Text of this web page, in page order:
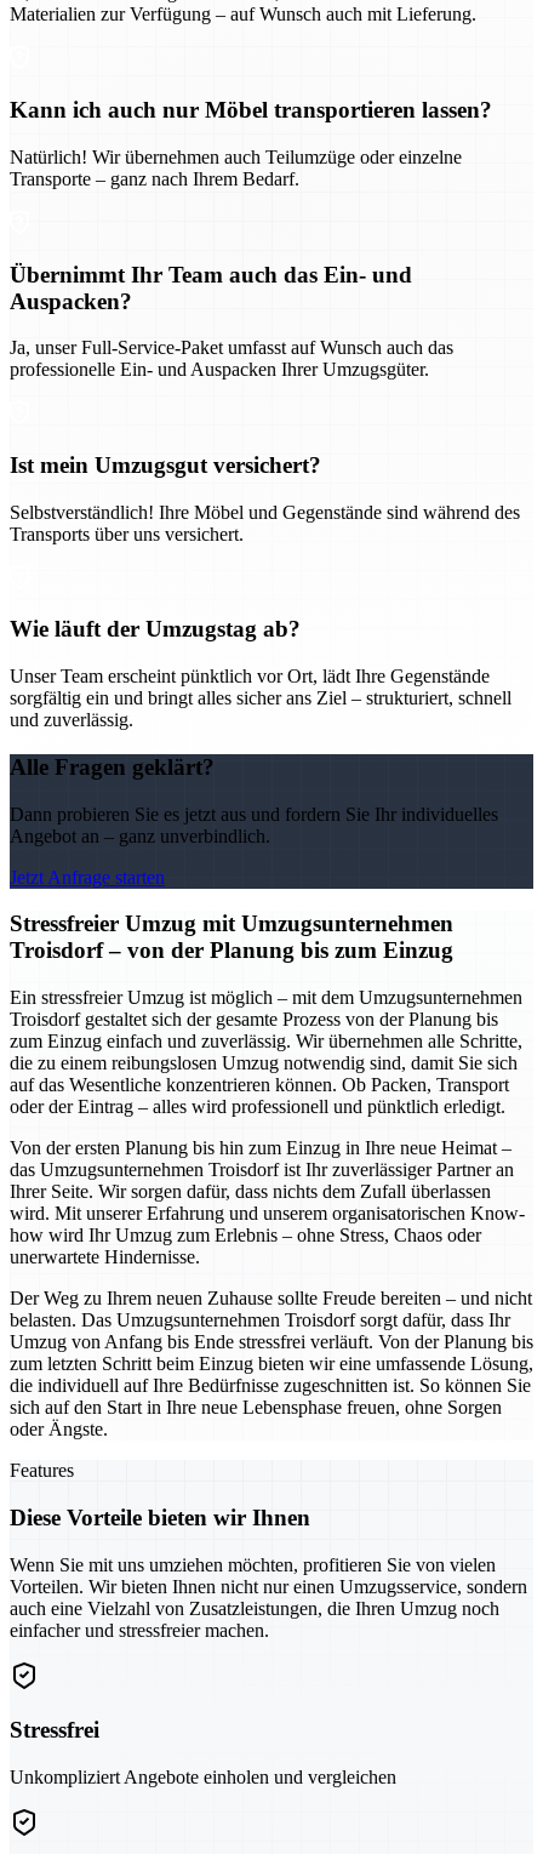
Materialien zur Verfügung – auf Wunsch auch mit Lieferung.
Kann ich auch nur Möbel transportieren lassen?
Natürlich! Wir übernehmen auch Teilumzüge oder einzelne
Transporte – ganz nach Ihrem Bedarf.
Übernimmt Ihr Team auch das Ein- und
Auspacken?
Ja, unser Full-Service-Paket umfasst auf Wunsch auch das
professionelle Ein- und Auspacken Ihrer Umzugsgüter.
Ist mein Umzugsgut versichert?
Selbstverständlich! Ihre Möbel und Gegenstände sind während des
Transports über uns versichert.
Wie läuft der Umzugstag ab?
Unser Team erscheint pünktlich vor Ort, lädt Ihre Gegenstände
sorgfältig ein und bringt alles sicher ans Ziel – strukturiert, schnell
und zuverlässig.
Alle Fragen geklärt?
Dann probieren Sie es jetzt aus und fordern Sie Ihr individuelles
Angebot an – ganz unverbindlich.
Jetzt Anfrage starten
Stressfreier Umzug mit Umzugsunternehmen
Troisdorf – von der Planung bis zum Einzug
Ein stressfreier Umzug ist möglich – mit dem Umzugsunternehmen
Troisdorf gestaltet sich der gesamte Prozess von der Planung bis
zum Einzug einfach und zuverlässig. Wir übernehmen alle Schritte,
die zu einem reibungslosen Umzug notwendig sind, damit Sie sich
auf das Wesentliche konzentrieren können. Ob Packen, Transport
oder der Eintrag – alles wird professionell und pünktlich erledigt.
Von der ersten Planung bis hin zum Einzug in Ihre neue Heimat –
das Umzugsunternehmen Troisdorf ist Ihr zuverlässiger Partner an
Ihrer Seite. Wir sorgen dafür, dass nichts dem Zufall überlassen
wird. Mit unserer Erfahrung und unserem organisatorischen Know-
how wird Ihr Umzug zum Erlebnis – ohne Stress, Chaos oder
unerwartete Hindernisse.
Der Weg zu Ihrem neuen Zuhause sollte Freude bereiten – und nicht
belasten. Das Umzugsunternehmen Troisdorf sorgt dafür, dass Ihr
Umzug von Anfang bis Ende stressfrei verläuft. Von der Planung bis
zum letzten Schritt beim Einzug bieten wir eine umfassende Lösung,
die individuell auf Ihre Bedürfnisse zugeschnitten ist. So können Sie
sich auf den Start in Ihre neue Lebensphase freuen, ohne Sorgen
oder Ängste.
Features
Diese Vorteile bieten wir Ihnen
Wenn Sie mit uns umziehen möchten, profitieren Sie von vielen
Vorteilen. Wir bieten Ihnen nicht nur einen Umzugsservice, sondern
auch eine Vielzahl von Zusatzleistungen, die Ihren Umzug noch
einfacher und stressfreier machen.
Stressfrei
Unkompliziert Angebote einholen und vergleichen